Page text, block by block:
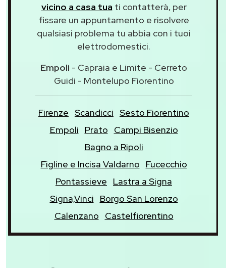
vicino a casa tua ti contatterà, per
fissare un appuntamento e risolvere
qualsiasi problema tu abbia con i tuoi
elettrodomestici.
Empoli - Capraia e Limite - Cerreto
Guidi - Montelupo Fiorentino
Firenze Scandicci Sesto Fiorentino
Empoli
Prato
Campi Bisenzio
Bagno a Ripoli
Figline e Incisa Valdarno
Fucecchio
Pontassieve
Lastra a Signa
Signa,Vinci
Borgo San Lorenzo
Calenzano
Castelfiorentino